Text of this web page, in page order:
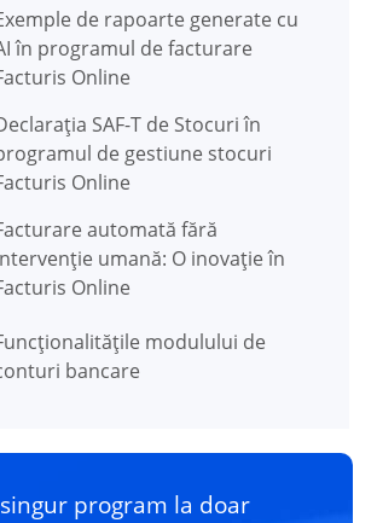
de rapoarte generate cu
în programul de facturare
Online
SAF-T de Stocuri în
de gestiune stocuri
Online
automată fără
umană: O inovație în
Online
modulului de
bancare
program la doar